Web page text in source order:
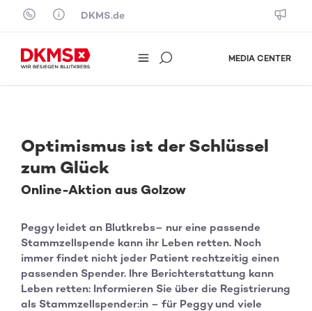
Skip to content
DKMS.de
MEDIA CENTER
Optimismus ist der Schlüssel
zum Glück
Online-Aktion aus Golzow
Peggy leidet an Blutkrebs– nur eine passende
Stammzellspende kann ihr Leben retten. Noch
immer findet nicht jeder Patient rechtzeitig einen
passenden Spender. Ihre Berichterstattung kann
Leben retten: Informieren Sie über die Registrierung
als Stammzellspender:in – für Peggy und viele